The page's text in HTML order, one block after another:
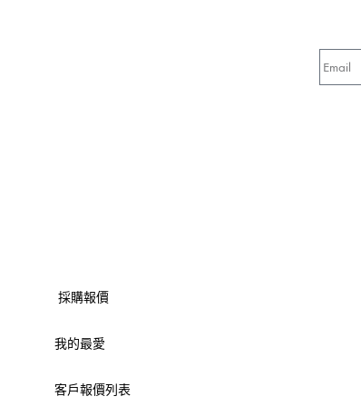
採購報價
我的最愛
客戶報價列表